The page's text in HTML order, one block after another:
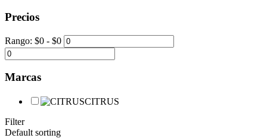
Precios
Rango: $0 - $0
Marcas
CITRUS
Filter
Default sorting